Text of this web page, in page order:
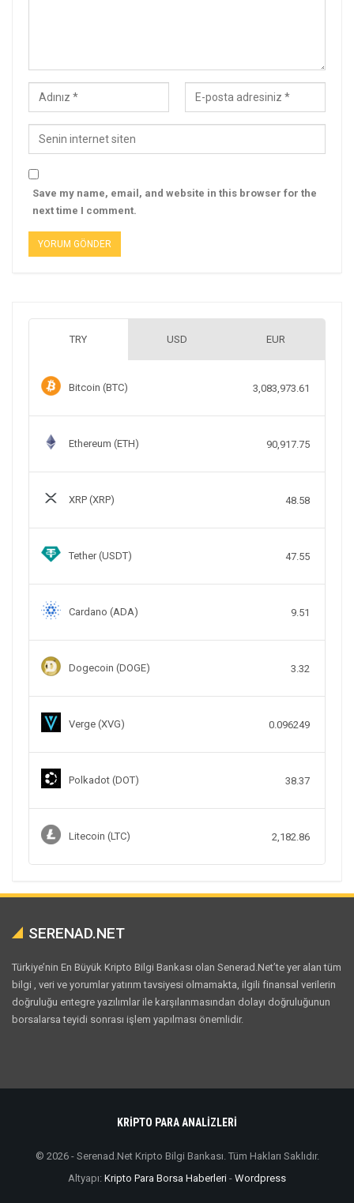
Save my name, email, and website in this browser for the
next time I comment.
TRY USD EUR
Bitcoin (BTC) 3,083,973.61
Ethereum (ETH) 90,917.75
XRP (XRP) 48.58
Tether (USDT) 47.55
Cardano (ADA) 9.51
Dogecoin (DOGE) 3.32
Verge (XVG) 0.096249
Polkadot (DOT) 38.37
Litecoin (LTC) 2,182.86
SERENAD.NET
Türkiye’nin En Büyük Kripto Bilgi Bankası olan Senerad.Net’te yer alan tüm
bilgi , veri ve yorumlar yatırım tavsiyesi olmamakta, ilgili finansal verilerin
doğruluğu entegre yazılımlar ile karşılanmasından dolayı doğruluğunun
borsalarsa teyidi sonrası işlem yapılması önemlidir.
KRİPTO PARA ANALİZLERİ
© 2026 - Serenad.Net Kripto Bilgi Bankası. Tüm Hakları Saklıdır.
Altyapı: Kripto Para Borsa Haberleri - Wordpress